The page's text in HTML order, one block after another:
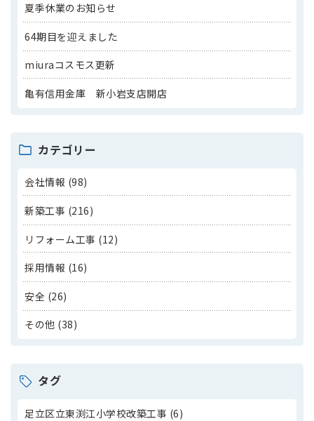
夏季休業のお知らせ
64期目を迎えました
miuraコスモス更新
亀有信用金庫 新小岩支店開店
カテゴリー
会社情報 (98)
新築工事 (216)
リフォーム工事 (12)
採用情報 (16)
安全 (26)
その他 (38)
タグ
足立区立東渕江小学校改築工事 (6)